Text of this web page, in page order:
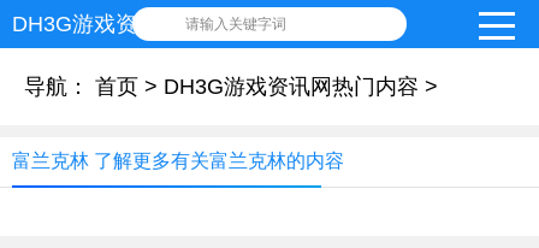
DH3G游戏资讯网 请输入关键字词
导航： 首页 > DH3G游戏资讯网热门内容 >
富兰克林 了解更多有关富兰克林的内容